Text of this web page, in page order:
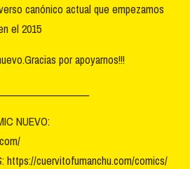
canónico actual que empezamos
el 2015
por apoyarnos!!!
NUEVO:
https://cuervitofumanchu.com/comics/